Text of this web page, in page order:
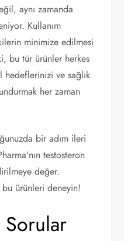
aynı zamanda
Kullanım
minimize edilmesi
bu tür ürünler herkes
ve sağlık
her zaman
bir adım ileri
testosteron
değer.
ürünleri deneyin!
Sorular